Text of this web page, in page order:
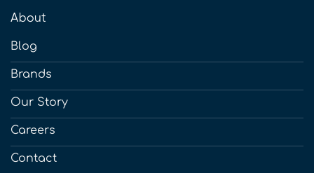
About
Blog
Brands
Our Story
Careers
Contact